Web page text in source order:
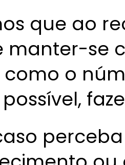
que ao
manter-se
o